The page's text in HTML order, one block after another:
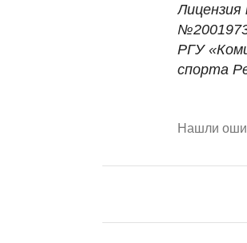
РГУ
спорта
Нашли